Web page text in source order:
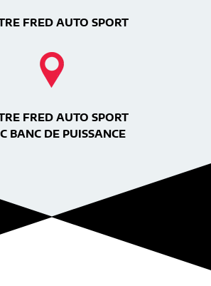
FRED AUTO SPORT
FRED AUTO SPORT
BANC DE PUISSANCE